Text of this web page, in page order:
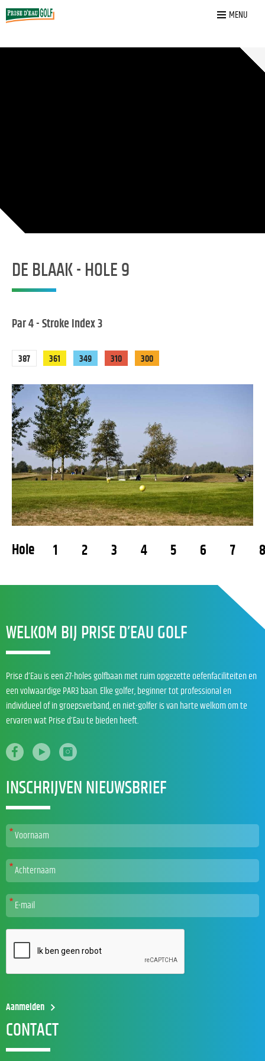
MENU
Home
DE BLAAK - HOLE 9
Par 4 - Stroke Index 3
387 361 349 310 300
Hole 1 2 3 4 5 6 7 8
WELKOM BIJ PRISE D’EAU GOLF
Prise d’Eau is een 27-holes golfbaan met ruim opgezette oefenfaciliteiten en
een volwaardige PAR3 baan. Elke golfer, beginner tot professional en
individueel of in groepsverband, en niet-golfer is van harte welkom om te
ervaren wat Prise d’Eau te bieden heeft.
INSCHRIJVEN NIEUWSBRIEF
CONTACT